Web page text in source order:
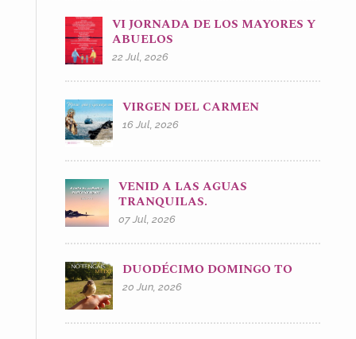
VI JORNADA DE LOS MAYORES Y
ABUELOS
22 Jul, 2026
VIRGEN DEL CARMEN
16 Jul, 2026
VENID A LAS AGUAS
TRANQUILAS.
07 Jul, 2026
DUODÉCIMO DOMINGO TO
20 Jun, 2026